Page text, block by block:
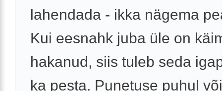
lahendada - ikka nägema
Kui eesnahk juba üle on
hakanud, siis tuleb seda
ka pesta. Punetuse puhul